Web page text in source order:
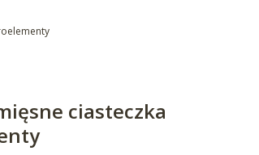
ciasteczka